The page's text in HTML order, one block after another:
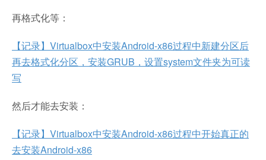
再格式化等：
【记录】Virtualbox中安装Android-x86过程中新建分区后
再去格式化分区，安装GRUB，设置system文件夹为可读
写
然后才能去安装：
【记录】Virtualbox中安装Android-x86过程中开始真正的
去安装Android-x86